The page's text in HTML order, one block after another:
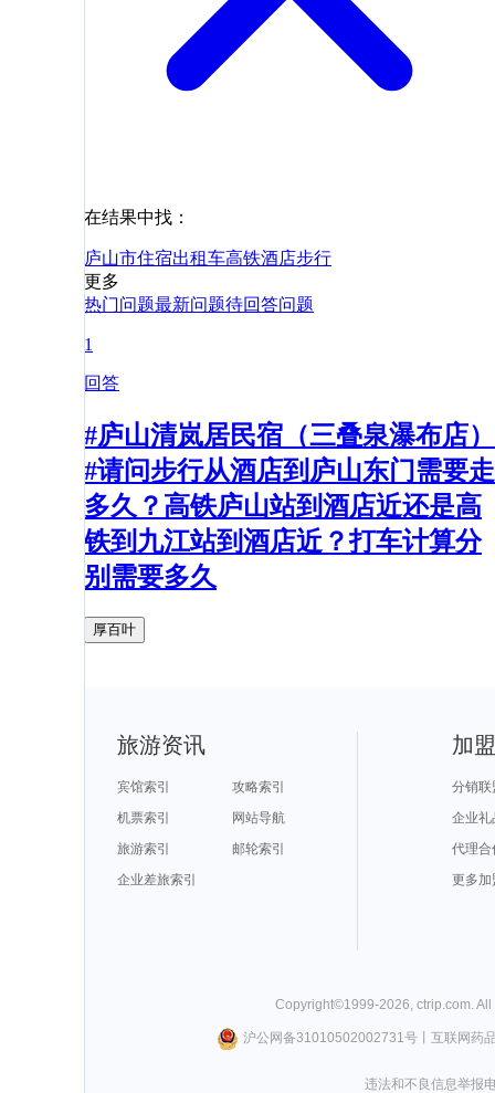
在结果中找：
庐山市住宿出租车高铁酒店步行
更多
热门问题最新问题待回答问题
1
回答
#庐山清岚居民宿（三叠泉瀑布店）
#请问步行从酒店到庐山东门需要走
多久？高铁庐山站到酒店近还是高
铁到九江站到酒店近？打车计算分
别需要多久
厚百叶
旅游资讯
宾馆索引
攻略索引
机票索引
网站导航
旅游索引
邮轮索引
企业差旅索引
加
分销联
企业礼
代理合
更多加
Copyright©1999-2026 ctrip.com .
沪公网备31010502002731号丨 互联网药
违法和不良信息举报